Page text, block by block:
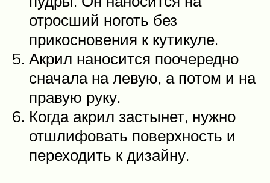
отросший ноготь без
прикосновения к кутикуле.
Акрил наносится поочередно
сначала на левую, а потом и на
правую руку.
Когда акрил застынет, нужно
отшлифовать поверхность и
переходить к дизайну.